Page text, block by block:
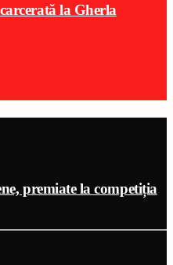
la Gherla
premiate la competiția